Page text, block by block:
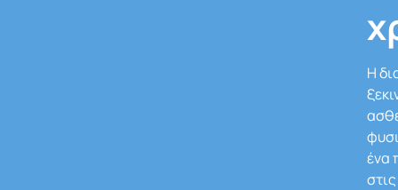
Η
ένα